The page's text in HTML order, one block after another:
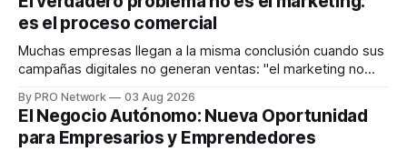
en tiempo real para ayudar a las personas a tomar mejores
decisiones sobre su salud metabólica. Su propuesta busca
responder
es el proceso comercial
Muchas empresas llegan a la misma conclusión cuando sus
campañas digitales no generan ventas: "el marketing no
INTERIUS, el problema suele estar en otro lugar. Durante
una entrevista para el podcast SER PRO, el especialista en
marketing digital explicó que
By PRO Network 03 Aug 2026
El Negocio Autónomo: Nueva Oportunidad
para Empresarios y Emprendedores